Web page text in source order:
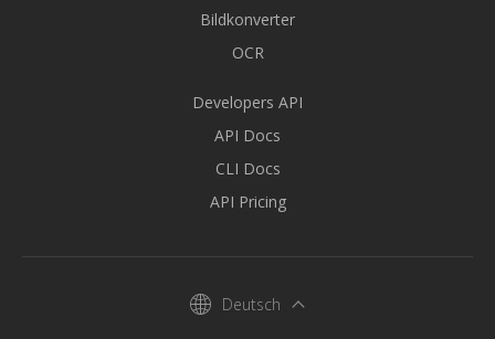
Bildkonverter
OCR
Developers API
API Docs
CLI Docs
API Pricing
Deutsch